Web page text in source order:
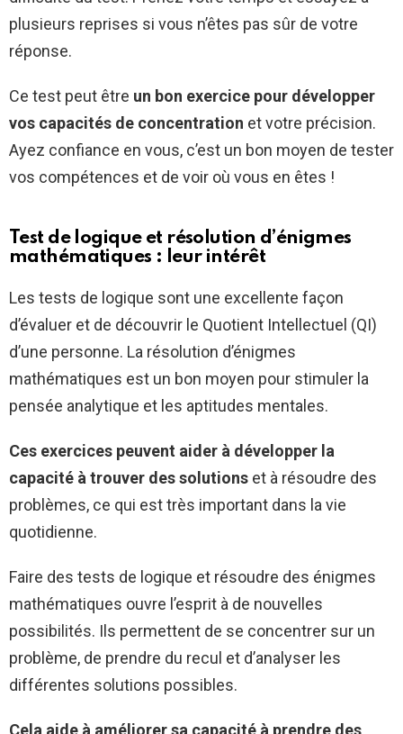
plusieurs reprises si vous n’êtes pas sûr de votre
réponse.
Ce test peut être un bon exercice pour développer
vos capacités de concentration et votre précision.
Ayez confiance en vous, c’est un bon moyen de tester
vos compétences et de voir où vous en êtes !
Test de logique et résolution d’énigmes
mathématiques : leur intérêt
Les tests de logique sont une excellente façon
d’évaluer et de découvrir le Quotient Intellectuel (QI)
d’une personne. La résolution d’énigmes
mathématiques est un bon moyen pour stimuler la
pensée analytique et les aptitudes mentales.
Ces exercices peuvent aider à développer la
capacité à trouver des solutions et à résoudre des
problèmes, ce qui est très important dans la vie
quotidienne.
Faire des tests de logique et résoudre des énigmes
mathématiques ouvre l’esprit à de nouvelles
possibilités. Ils permettent de se concentrer sur un
problème, de prendre du recul et d’analyser les
différentes solutions possibles.
Cela aide à améliorer sa capacité à prendre des